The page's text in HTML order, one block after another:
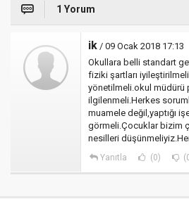
1 Yorum
ik / 09 Ocak 2018 17:13
Okullara belli standart
fiziki şartları
yönetilmeli.okul müdürü
ilgilenmeli.Herkes
muamele değil,yaptığı
görmeli.Çocuklar bizim
nesilleri
Yanıtla (0)